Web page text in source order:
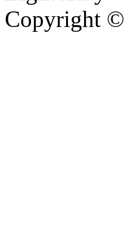
Copyright ©